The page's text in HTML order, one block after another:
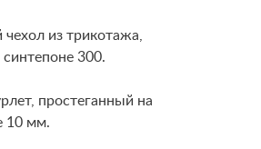
из трикотажа,
300.
простеганный на
10 мм.